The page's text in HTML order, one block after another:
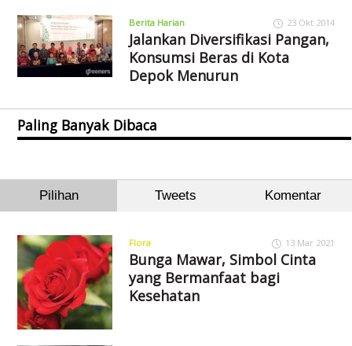
Berita Harian 23 Okt 2014
Jalankan Diversifikasi Pangan,
Konsumsi Beras di Kota
Depok Menurun
Paling Banyak Dibaca
Pilihan Tweets Komentar
Flora 13 Mar 2021
Bunga Mawar, Simbol Cinta
yang Bermanfaat bagi
Kesehatan